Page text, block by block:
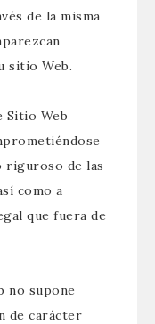
de la misma
sitio Web.
Sitio Web
riguroso de las
como a
que fuera de
no supone
de carácter